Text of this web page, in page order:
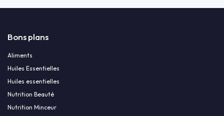
Bons plans
Aliments
Huiles Essentielles
Huiles essentielles
Nutrition Beauté
Nutrition Minceur